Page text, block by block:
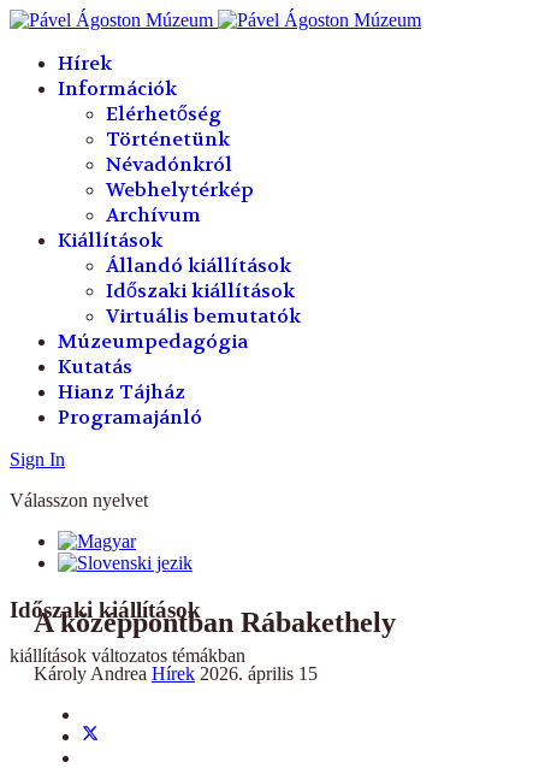
Hírek
Információk
Elérhetőség
Történetünk
Névadónkról
Webhelytérkép
Archívum
Kiállítások
Állandó kiállítások
Időszaki kiállítások
Virtuális bemutatók
Múzeumpedagógia
Kutatás
Hianz Tájház
Programajánló
Sign In
Válasszon nyelvet
Időszaki kiállítások
kiállítások változatos témákban
A középpontban Rábakethely
Károly Andrea Hírek 2026. április 15
év
hónap
év
hónap